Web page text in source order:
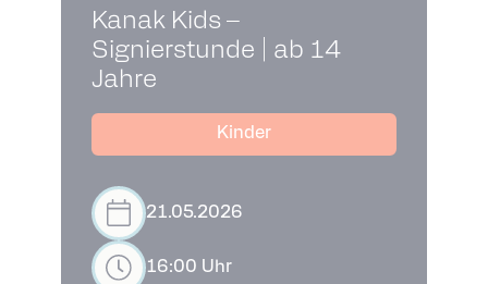
Kanak Kids –
Signierstunde | ab 14
Jahre
Kinder
21.05.2026
16:00 Uhr